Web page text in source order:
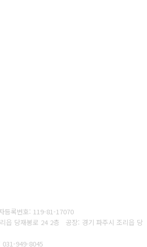
등록번호: 119-81-17070
읍 당재봉로 24 2층 공장: 경기 파주시 조리읍 당
031-949-8045